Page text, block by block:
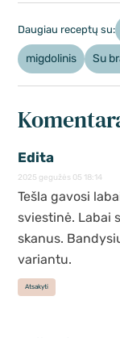
Daugiau receptų su:
migdolinis Su
Edita
2025 gegužės 05 18:14
Tešla gavosi
sviestinė. Labai
skanus.
variantu.
Atsakyti